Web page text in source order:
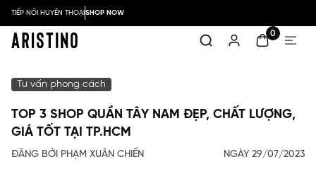
TIẾP NỐI HUYỀN THOẠISHOP NOW
0
Tư vấn phong cách
TOP 3 SHOP QUẦN TÂY NAM ĐẸP, CHẤT LƯỢNG,
GIÁ TỐT TẠI TP.HCM
ĐĂNG BỞI PHẠM XUÂN CHIẾN NGÀY 29/07/2023